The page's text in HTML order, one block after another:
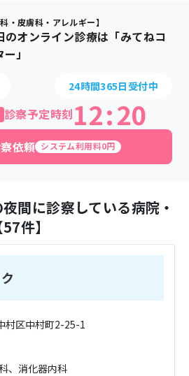
・皮膚科・アレルギー】
のオンライン診療は「みてねコ
」
24時間365日受付中
診察予定時刻12:20
依頼 システム利用料0円
夜間に診察している病院・
57件】
村区中村町2-25-1
、消化器内科